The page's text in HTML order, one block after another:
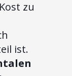
zu
ist.